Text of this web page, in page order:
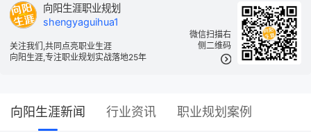
微信扫描右
侧二维码
向阳生涯职业规划
shengyaguihua1
关注我们,共同点亮职业生涯
向阳生涯,专注职业规划实战落地25年
向阳生涯新闻 行业资讯 职业规划案例